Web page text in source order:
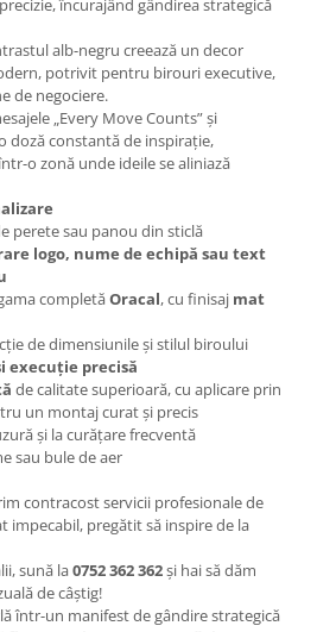
încurajând gândirea strategică
alb-negru creează un decor
potrivit pentru birouri executive,
de negociere.
„Every Move Counts” și
doză constantă de inspirație,
o zonă unde ideile se aliniază
perete sau panou din sticlă
logo, nume de echipă sau text
completăOracal, cu finisaj mat
de dimensiunile și stilul biroului
execuție precisă
de calitate superioară, cu aplicare prin
un montaj curat și precis
și la curățare frecventă
sau bule de aer
contracost servicii profesionale de
pregătit să inspire de la
sună la0752 362 362și hai să dăm
de câștig!
într-un manifest de gândire strategică